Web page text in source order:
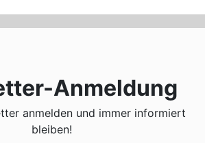
Anmeldung
anmelden und immer informiert
bleiben!